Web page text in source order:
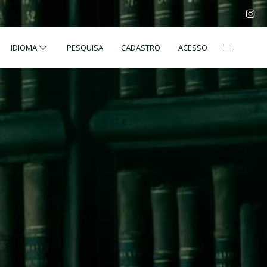
IDIOMA PESQUISA CADASTRO ACESSO